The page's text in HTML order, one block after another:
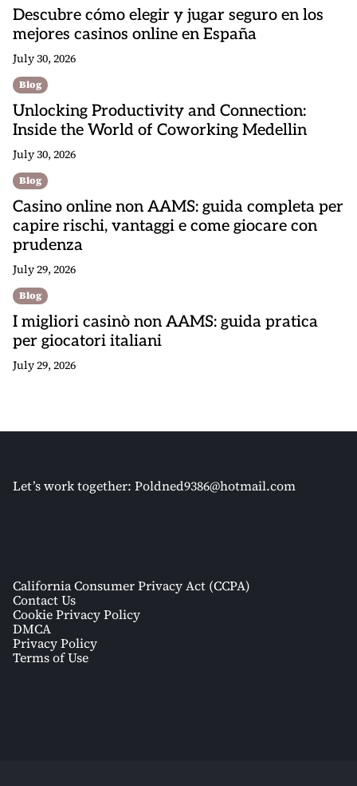
Descubre cómo elegir y jugar seguro en los
mejores casinos online en España
July 30, 2026
Blog
Unlocking Productivity and Connection:
Inside the World of Coworking Medellin
July 30, 2026
Blog
Casino online non AAMS: guida completa per
capire rischi, vantaggi e come giocare con
prudenza
July 29, 2026
Blog
I migliori casinò non AAMS: guida pratica
per giocatori italiani
July 29, 2026
Let’s work together: Poldned9386@hotmail.com
California Consumer Privacy Act (CCPA)
Contact Us
Cookie Privacy Policy
DMCA
Privacy Policy
Terms of Use